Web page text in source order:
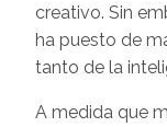
creativo. Sin
ha puesto de
tanto de la
A medida que